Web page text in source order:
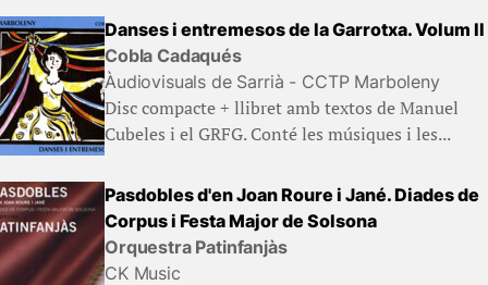
Danses i entremesos de la Garrotxa. Volum II
Cobla Cadaqués
Àudiovisuals de Sarrià - CCTP Marboleny
Disc compacte + llibret amb textos de Manuel
Cubeles i el GRFG. Conté les músiques i les...
Pasdobles d'en Joan Roure i Jané. Diades de
Corpus i Festa Major de Solsona
Orquestra Patinfanjàs
CK Music